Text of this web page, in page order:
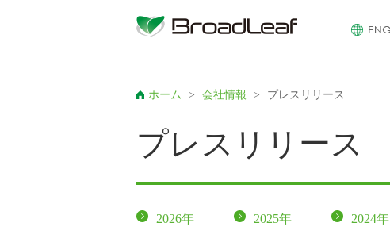
ホーム
> 会社情報 > プレスリリース
プレスリリース
2026年 2025年 2024年